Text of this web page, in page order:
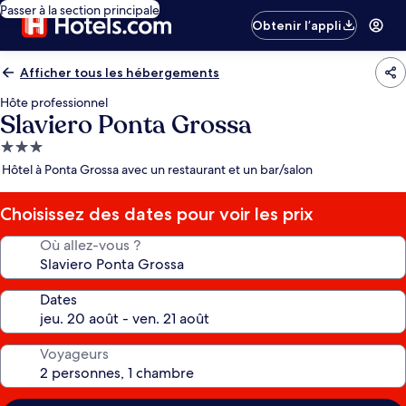
Passer à la section principale
Obtenir l’appli
Afficher tous les hébergements
Hôte professionnel
Slaviero Ponta Grossa
Hébergement
3.0 étoiles
Hôtel à Ponta Grossa avec un restaurant et un bar/salon
Choisissez des dates pour voir les prix
Où allez-vous ?
Dates
Voyageurs